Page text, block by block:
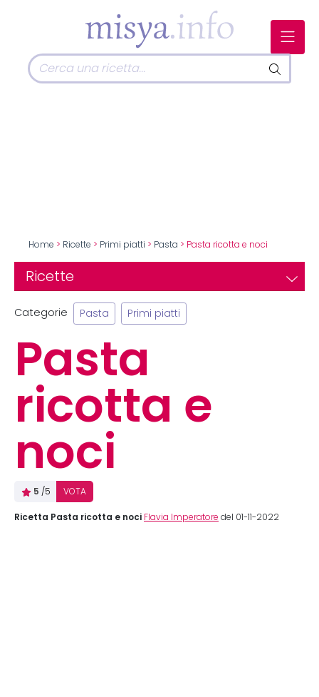
Home > Ricette > Primi piatti > Pasta > Pasta ricotta e noci
Ricette
Categorie Pasta Primi piatti
Pasta
ricotta e
noci
5 /5 VOTA
Ricetta Pasta ricotta e noci Flavia Imperatore del 01-11-2022